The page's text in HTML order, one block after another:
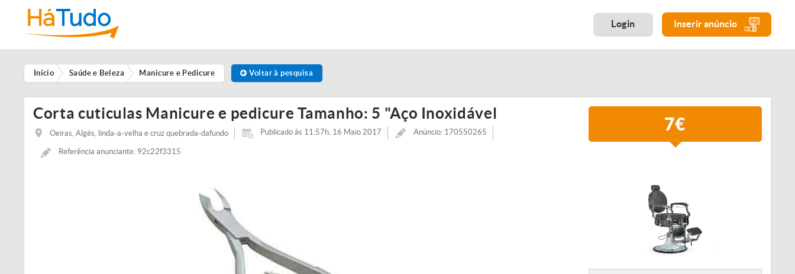
Login Inserir anúncio
Início Saúde e Beleza Manicure e Pedicure Voltar à pesquisa
Corta cuticulas Manicure e pedicure Tamanho: 5 "Aço Inoxidável
Oeiras, Algés, linda-a-velha e cruz quebrada-dafundo Publicado às 11:57h, 16 Maio 2017 Anúncio: 170550265
Referência anunciante: 92c22f3315
7€